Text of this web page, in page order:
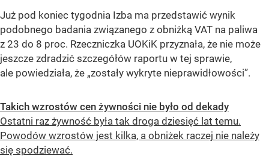
Już pod koniec tygodnia Izba ma przedstawić wynik
podobnego badania związanego z obniżką VAT na paliwa
z 23 do 8 proc. Rzeczniczka UOKiK przyznała, że nie może
jeszcze zdradzić szczegółów raportu w tej sprawie,
ale powiedziała, że „zostały wykryte nieprawidłowości”.
Takich wzrostów cen żywności nie było od dekady
Ostatni raz żywność była tak droga dziesięć lat temu.
Powodów wzrostów jest kilka, a obniżek raczej nie należy
się spodziewać.